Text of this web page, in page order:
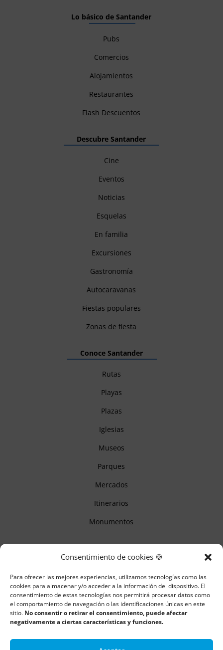
Consentimiento de cookies 🍪
Para ofrecer las mejores experiencias, utilizamos tecnologías como las
cookies para almacenar y/o acceder a la información del dispositivo. El
consentimiento de estas tecnologías nos permitirá procesar datos como
el comportamiento de navegación o las identificaciones únicas en este
sitio. No consentir o retirar el consentimiento, puede afectar
negativamente a ciertas características y funciones.
Lo básico de Santander
Pubs
Comercios
Alojamientos
Restaurantes
Flash Descuentos
Descubre Santander
Cine
Eventos
Noticias
Esquelas
En familia
Excursiones
Gastronomía
Autocaravanas
Fiestas populares
Zonas de fiesta
Conoce Santander
Rutas
Playas
Plazas
Iglesias
Museos
Parques
Mercados
Itinerarios
Monumentos
Descubre Cantabria
Información
Aviso legal
Política de cookies
Política de privacidad